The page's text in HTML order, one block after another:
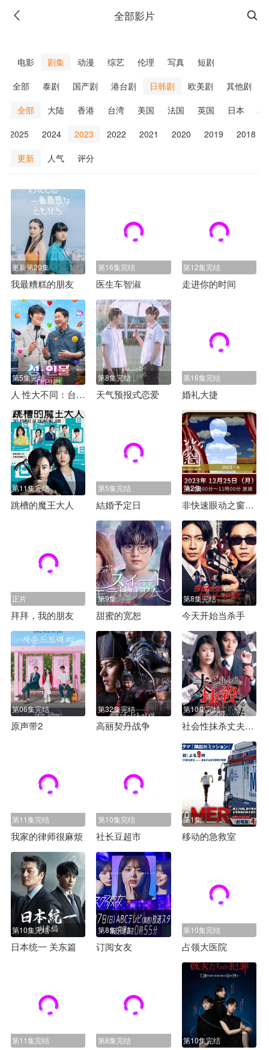
全部影片
电影 剧集 动漫 综艺 伦理 写真
短剧
全部
泰剧 国产剧 港台剧 日韩剧 欧美剧
其他剧
全部
大陆 香港 台湾 美国 法国 英国 日本
韩
2025
2024 2023 2022 2021 2020 2019 2018
更新
人气 评分
更新第20集
我最糟糕的朋友
第16集完结
医生车智淑
第12集完结
走进你的时间
第5集完结
人 性大不同：台湾篇
第8集完结
天气预报式恋爱
第16集完结
婚礼大捷
第11集完结
跳槽的魔王大人
第5集完结
結婚予定日
第2集
非快速眼动之窗2023冬
正片
拜拜，我的朋友
第9集
甜蜜的宽恕
第8集完结
今天开始当杀手
第06集完结
原声带2
第32集完结
高丽契丹战争
第10集完结
社会性抹杀丈夫的5个方法 第一季
第11集完结
我家的律师很麻烦
第10集完结
社长豆超市
第1集
移动的急救室
第10集完结
日本统一 关东篇
第8集完结
订阅女友
第10集完结
占领大医院
第11集完结 第8集完结 第10集完结